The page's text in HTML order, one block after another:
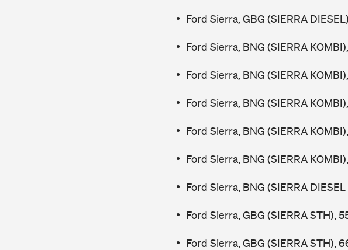
Ford Sierra, GBG (SIERRA
Ford Sierra, BNG (SIERRA
Ford Sierra, BNG (SIERRA
Ford Sierra, BNG (SIERRA
Ford Sierra, BNG (SIERRA
Ford Sierra, BNG (SIERRA
Ford Sierra, BNG (SIERRA
Ford Sierra, GBG (SIERRA STH),
Ford Sierra, GBG (SIERRA STH),